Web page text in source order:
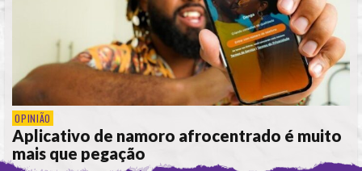
OPINIÃO
Aplicativo de namoro afrocentrado é muito
mais que pegação